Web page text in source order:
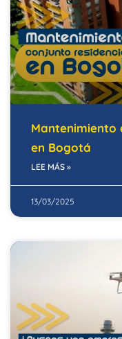
Mantenimiento
en Bogotá
LEE MÁS »
13/03/2025